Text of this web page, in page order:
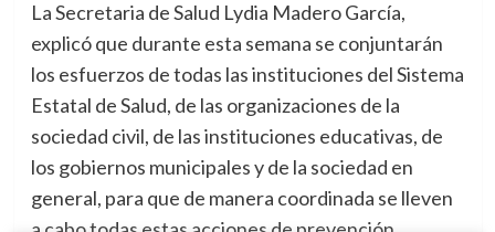
La Secretaria de Salud Lydia Madero García,
explicó que durante esta semana se conjuntarán
los esfuerzos de todas las instituciones del Sistema
Estatal de Salud, de las organizaciones de la
sociedad civil, de las instituciones educativas, de
los gobiernos municipales y de la sociedad en
general, para que de manera coordinada se lleven